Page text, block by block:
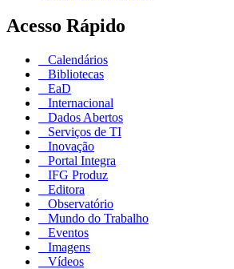
Acesso Rápido
Calendários
Bibliotecas
EaD
Internacional
Dados Abertos
Serviços de TI
Inovação
Portal Integra
IFG Produz
Editora
Observatório
Mundo do Trabalho
Eventos
Imagens
Vídeos